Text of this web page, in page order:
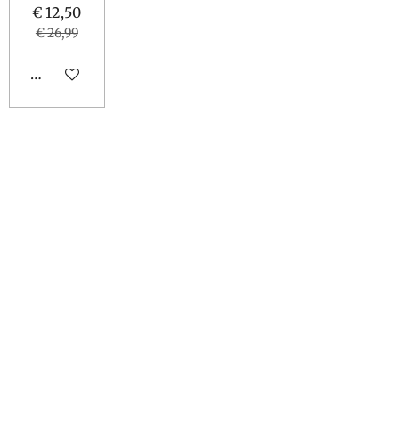
€ 12,50
€ 26,99
Houd mij op de hoogte